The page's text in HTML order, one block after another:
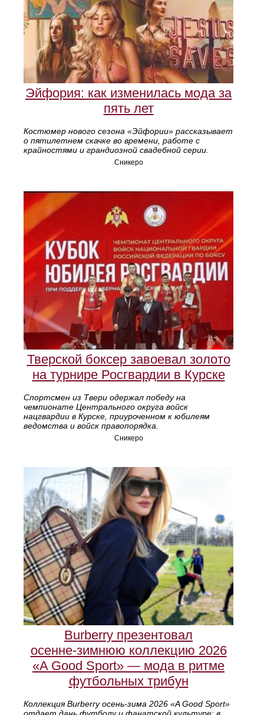
Эйфория: как изменилась мода за
пять лет
Костюмер нового сезона «Эйфории» рассказывает
о пятилетнем скачке во времени, работе с
крайностями и грандиозной свадебной серии.
Сникеро
Тверской боксер завоевал золото
на турнире Росгвардии в Курске
Спортсмен из Твери одержал победу на
чемпионате Центрального округа войск
нацгвардии в Курске, приуроченном к юбилеям
ведомства и войск правопорядка.
Сникеро
Burberry презентовал
осенне‑зимнюю коллекцию 2026
«A Good Sport» — мода в ритме
футбольных трибун
Коллекция Burberry осень‑зима 2026 «A Good Sport»
отдает дань футболу и фанатской культуре: в